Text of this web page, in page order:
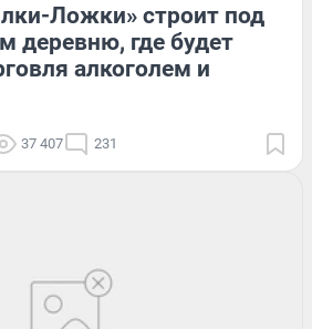
Ложки» строит под
деревню, где будет
алкоголем и
37 407 231